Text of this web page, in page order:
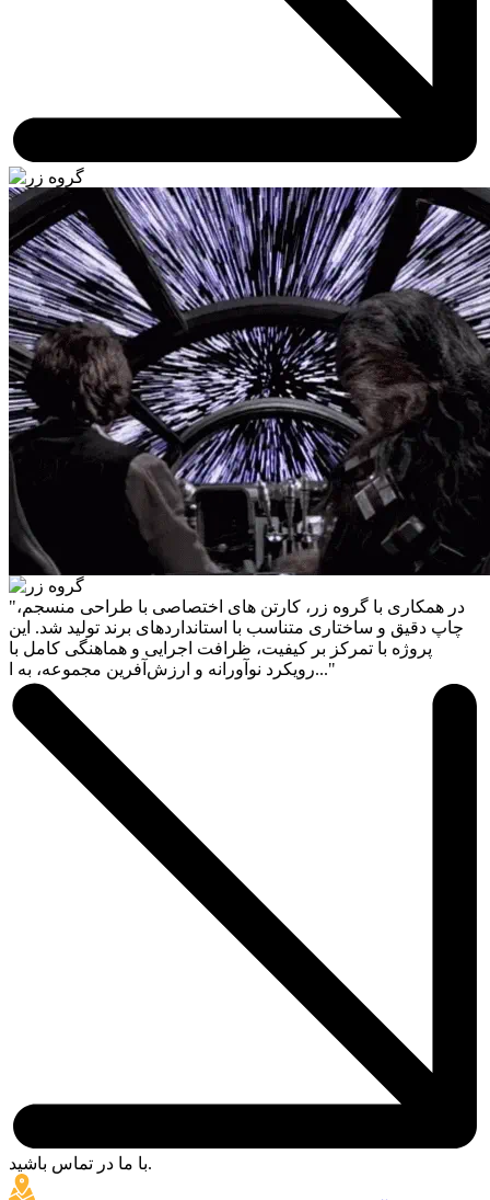
"در همکاری با گروه زر، کارتن های اختصاصی با طراحی منسجم،
چاپ دقیق و ساختاری متناسب با استانداردهای برند تولید شد. این
پروژه با تمرکز بر کیفیت، ظرافت اجرایی و هماهنگی کامل با
رویکرد نوآورانه و ارزش‌آفرین مجموعه، به ا..."
با ما در تماس باشید.